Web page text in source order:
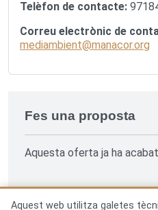
Telèfon de contacte:
Correu electrònic de
mediambient@manacor.org
Fes una proposta
Aquesta oferta ja ha acabat
Aquest web utilitza galetes